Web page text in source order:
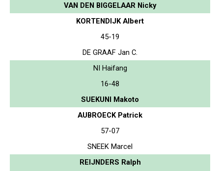
VAN DEN BIGGELAAR Nicky
KORTENDIJK Albert
45-19
DE GRAAF Jan C.
NI Haifang
16-48
SUEKUNI Makoto
AUBROECK Patrick
57-07
SNEEK Marcel
REIJNDERS Ralph